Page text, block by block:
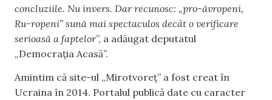
concluziile. Nu invers. Dar recunosc: „pro-ăvropeni,
Ru-ropeni” sună mai spectaculos decât o verificare
serioasă a faptelor”, a adăugat deputatul
„Democrația Acasă”.
Amintim că site-ul „Mirotvoreț” a fost creat în
Ucraina în 2014. Portalul publică date cu caracter